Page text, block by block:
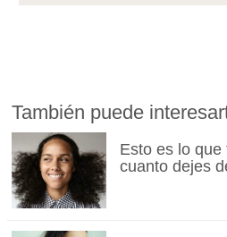
También puede
Esto es lo que
cuanto dejes